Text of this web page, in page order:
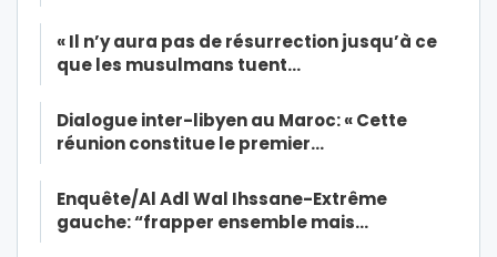
« Il n’y aura pas de résurrection jusqu’à ce
que les musulmans tuent…
Dialogue inter-libyen au Maroc: « Cette
réunion constitue le premier…
Enquête/Al Adl Wal Ihssane-Extrême
gauche: “frapper ensemble mais…